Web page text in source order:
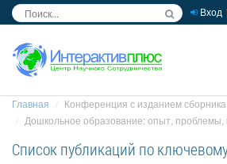
Вход
Главная
Конференция с изданием сборника
Дошкольное образование: опыт, проблемы,
Список публикаций по